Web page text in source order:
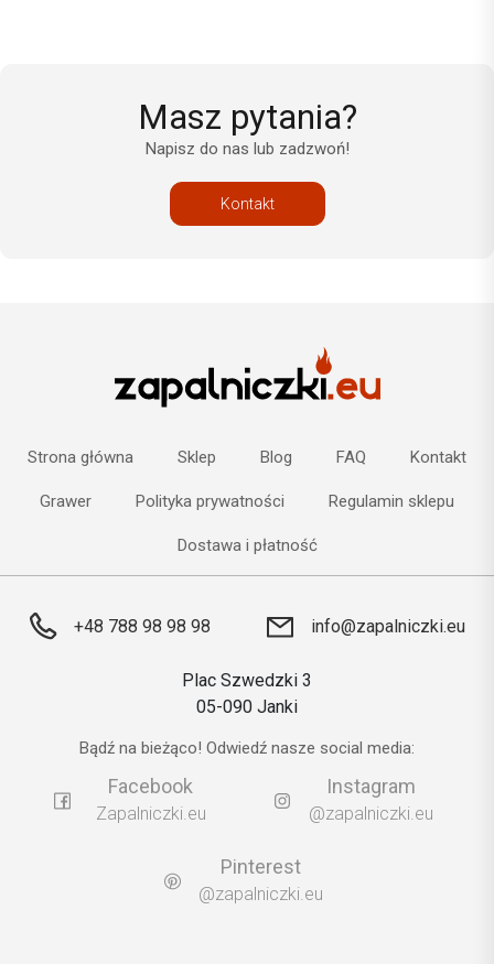
Masz pytania?
Napisz do nas lub zadzwoń!
Kontakt
Strona główna Sklep Blog FAQ Kontakt
Grawer Polityka prywatności Regulamin sklepu
Dostawa i płatność
+48 788 98 98 98 info@zapalniczki.eu
Plac Szwedzki 3
05-090 Janki
Bądź na bieżąco! Odwiedź nasze social media:
Facebook
Zapalniczki.eu
Instagram
@zapalniczki.eu
Pinterest
@zapalniczki.eu